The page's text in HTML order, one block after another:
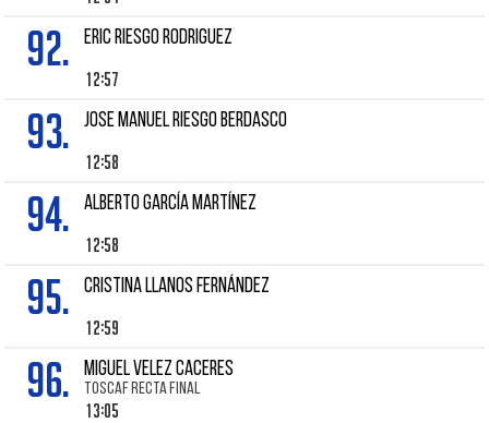
92. ERIC RIESGO RODRIGUEZ
12:57
93. JOSE MANUEL RIESGO BERDASCO
12:58
94. ALBERTO GARCÍA MARTÍNEZ
12:58
95. CRISTINA LLANOS FERNÁNDEZ
12:59
96. MIGUEL VELEZ CACERES
TOSCAF RECTA FINAL
13:05